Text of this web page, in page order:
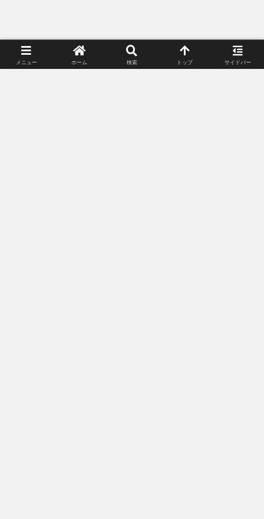
スポンサーリンク（広告）
メニュー ホーム 検索 トップ サイドバー